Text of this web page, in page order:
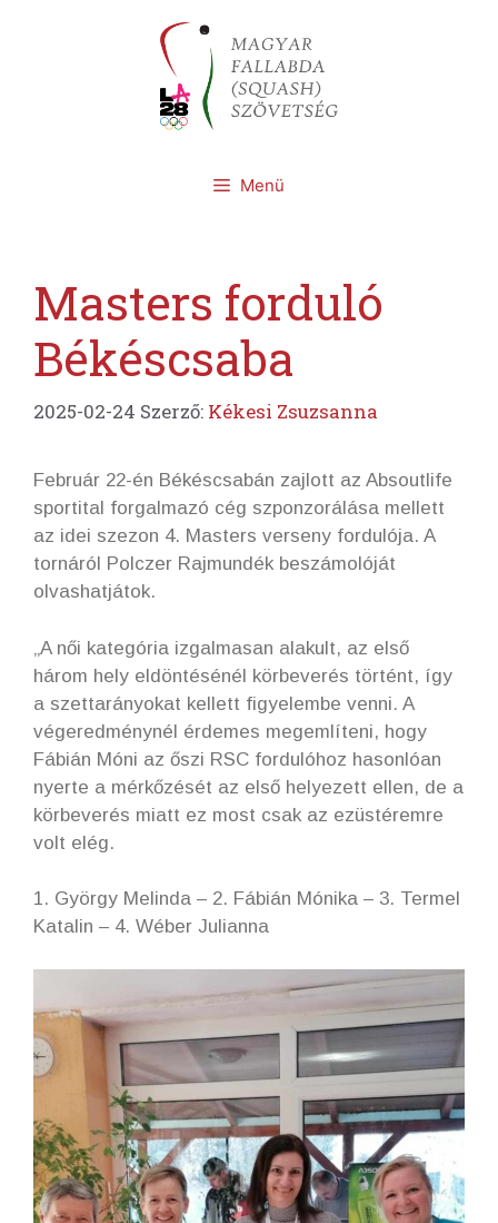
Menü
Masters forduló
Békéscsaba
2025-02-24 Szerző: Kékesi Zsuzsanna
Február 22-én Békéscsabán zajlott az Absoutlife
sportital forgalmazó cég szponzorálása mellett
az idei szezon 4. Masters verseny fordulója. A
tornáról Polczer Rajmundék beszámolóját
olvashatjátok.
„A női kategória izgalmasan alakult, az első
három hely eldöntésénél körbeverés történt, így
a szettarányokat kellett figyelembe venni. A
végeredménynél érdemes megemlíteni, hogy
Fábián Móni az őszi RSC fordulóhoz hasonlóan
nyerte a mérkőzését az első helyezett ellen, de a
körbeverés miatt ez most csak az ezüstéremre
volt elég.
1. György Melinda – 2. Fábián Mónika – 3. Termel
Katalin – 4. Wéber Julianna